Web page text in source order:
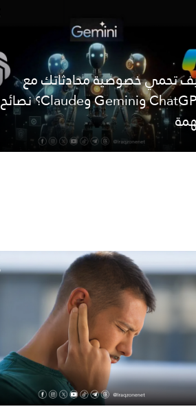
تحمي خصوصية محادثاتك مع
ChatGPT وGemini وClaude؟ نصائح